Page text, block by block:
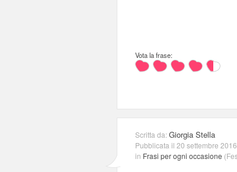
Vota la frase:
Scritta da:Giorgia Stella
Pubblicata il 20 settembre 2016
in Frasi per ogni occasione (